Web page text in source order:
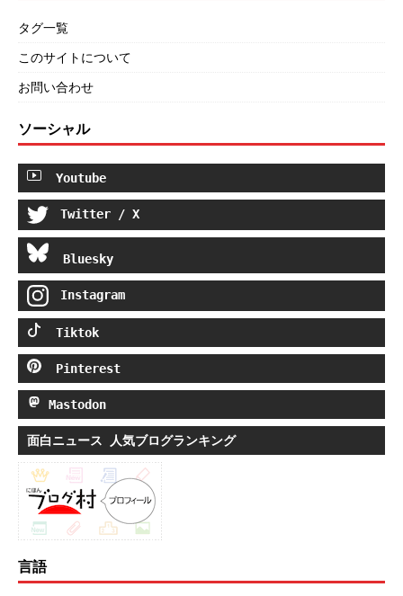
タグ一覧
このサイトについて
お問い合わせ
ソーシャル
Youtube
Twitter / X
Bluesky
Instagram
Tiktok
Pinterest
Mastodon
面白ニュース 人気ブログランキング
言語